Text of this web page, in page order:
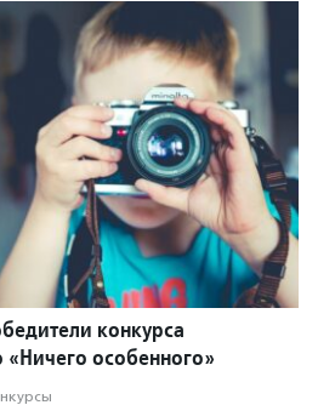
конкурса
особенного»